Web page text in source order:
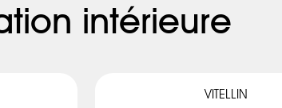
intérieure
VITELLIN